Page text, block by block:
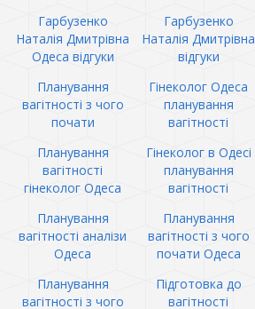
Гарбузенко
Наталія Дмитрівна
Одеса відгуки
Гарбузенко
Наталія Дмитрівна
відгуки
Планування
вагітності з чого
почати
Гінеколог Одеса
планування
вагітності
Планування
вагітності
гінеколог Одеса
Гінеколог в Одесі
планування
вагітності
Планування
вагітності аналізи
Одеса
Планування
вагітності з чого
почати Одеса
Планування
вагітності з чого
Підготовка до
вагітності